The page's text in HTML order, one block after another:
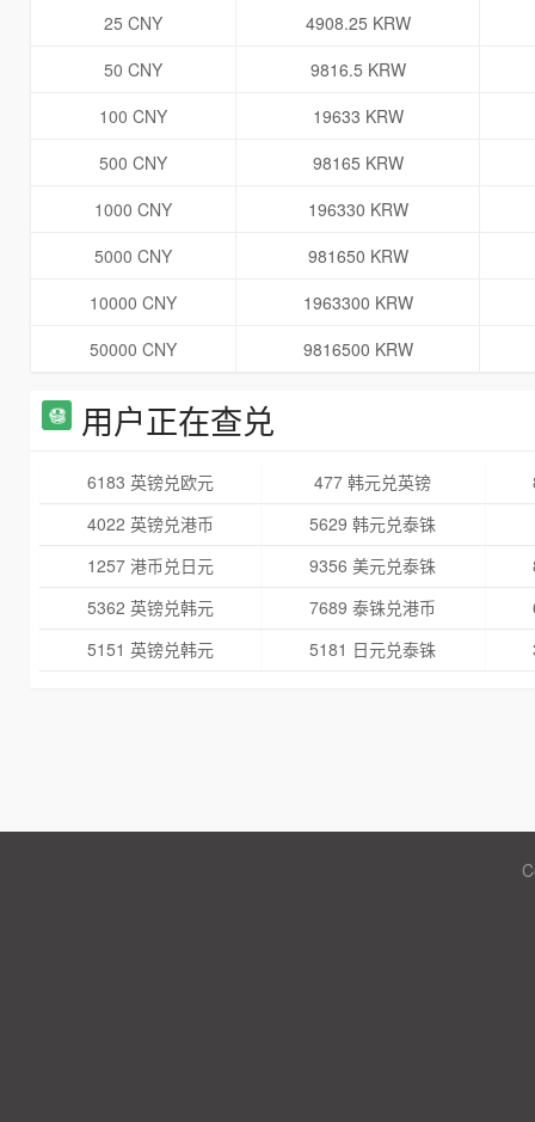
25 CNY
4908.25 KRW
50 CNY
9816.5 KRW
100 CNY
19633 KRW
500 CNY
98165 KRW
1000 CNY
196330 KRW
5000 CNY
981650 KRW
10000 CNY
1963300 KRW
50000 CNY
9816500 KRW
用户正在查兑
6183 英镑兑欧元 477 韩元兑英镑
4022 英镑兑港币
5629 韩元兑泰铢
1257 港币兑日元
9356 美元兑泰铢
5362 英镑兑韩元
7689 泰铢兑港币
5151 英镑兑韩元
5181 日元兑泰铢